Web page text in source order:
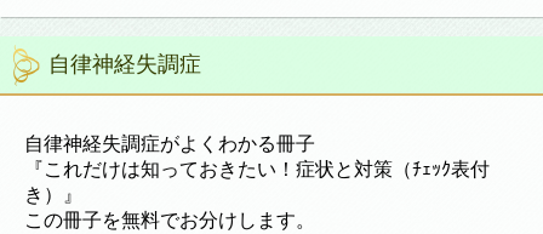
自律神経失調症
自律神経失調症がよくわかる冊子
『これだけは知っておきたい！症状と対策（ﾁｪｯｸ表付
き）』
この冊子を無料でお分けします。